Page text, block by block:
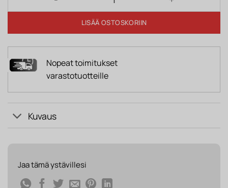
LISÄÄ OSTOSKORIIN
Nopeat toimitukset
varastotuotteille
Kuvaus
Jaa tämä ystävillesi